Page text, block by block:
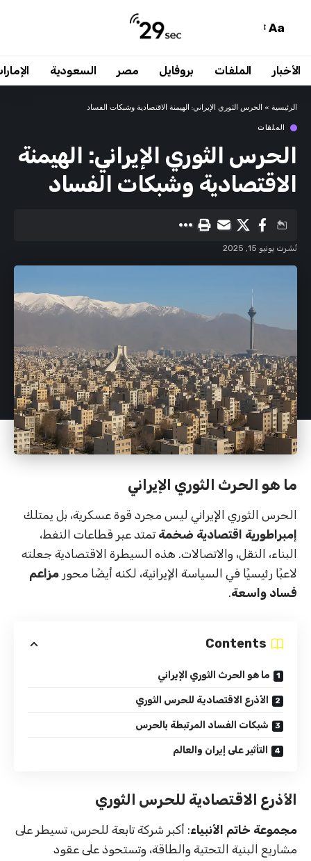
Aa
الأخبار الملفات بروفايل مصر السعودية
الرئيسية » الحرس الثوري الإيراني: الهيمنة الاقتصادية وشبكات الفساد
الملفات
الحرس الثوري الإيراني: الهيمنة
الاقتصادية وشبكات الفساد
نُشرت يونيو 15, 2025
ما هو الحرث الثوري الإيراني
الحرس الثوري الإيراني ليس مجرد قوة عسكرية، بل يمتلك
إمبراطورية اقتصادية ضخمة تمتد عبر قطاعات النفط،
البناء، النقل، والاتصالات. هذه السيطرة الاقتصادية جعلته
لاعبًا رئيسيًا في السياسة الإيرانية، لكنه أيضًا محور مزاعم
فساد واسعة.
Contents
ما هو الحرث الثوري الإيراني
الأذرع الاقتصادية للحرس الثوري
شبكات الفساد المرتبطة بالحرس
التأثير على إيران والعالم
الأذرع الاقتصادية للحرس الثوري
مجموعة خاتم الأنبياء: أكبر شركة تابعة للحرس، تسيطر على
مشاريع البنية التحتية والطاقة، وتستحوذ على عقود